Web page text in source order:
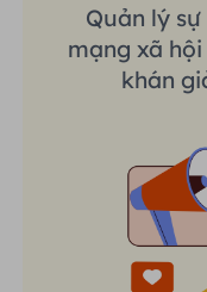
Quản lý
mạng xã
khán